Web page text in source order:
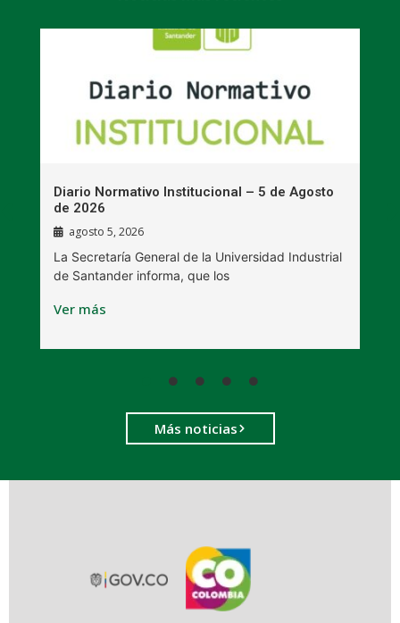
Diario Normativo Institucional – 5 de Agosto
de 2026
agosto 5, 2026
La Secretaría General de la Universidad Industrial
de Santander informa, que los
Ver más
Más noticias